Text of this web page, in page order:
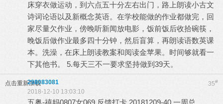
床穿衣做运动，到六点五十分左右出门，路上朗读小古文
诗词论语以及新概念英语。在学校能做的作业都做完，回
家尽量欠作业，傍晚听新闻放电影，饭前饭后收拾碗筷，
晚饭后做作业最多四十分钟，然后盲算，再朗读语数英课
本。洗澡，在床上朗读教案和阅读金苹果。时间够就看一
下其他书。 5.每天三不一要求坚持做到39天。
点击重新加载 35#
298083081
2018-12-10 13:03:10
五粤-禧妈0807女069 反馈打卡 20181209-40 一周总